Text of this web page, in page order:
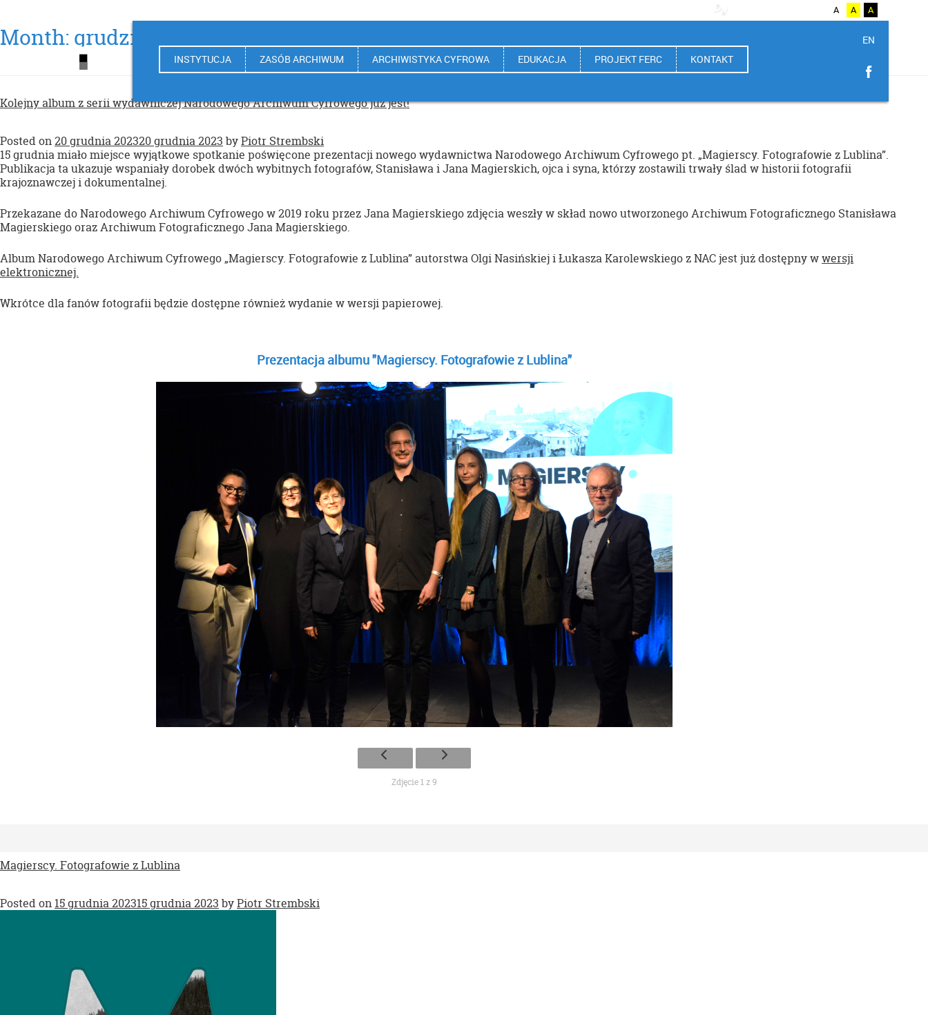
A A A
INSTYTUCJA ZASÓB ARCHIWUM ARCHIWISTYKA CYFROWA EDUKACJA PROJEKT FERC KONTAKT
EN
Month: grudzień 2023
Kolejny album z serii wydawniczej Narodowego Archiwum Cyfrowego już jest!
Posted on20 grudnia 202320 grudnia 2023 byPiotr Strembski
15 grudnia miało miejsce wyjątkowe spotkanie poświęcone prezentacji nowego wydawnictwa Narodowego Archiwum Cyfrowego pt. „Magierscy. Fotografowie z Lublina”.
Publikacja ta ukazuje wspaniały dorobek dwóch wybitnych fotografów, Stanisława i Jana Magierskich, ojca i syna, którzy zostawili trwały ślad w historii fotografii
krajoznawczej i dokumentalnej.
Przekazane do Narodowego Archiwum Cyfrowego w 2019 roku przez Jana Magierskiego zdjęcia weszły w skład nowo utworzonego Archiwum Fotograficznego Stanisława
Magierskiego oraz Archiwum Fotograficznego Jana Magierskiego.
Album Narodowego Archiwum Cyfrowego „Magierscy. Fotografowie z Lublina” autorstwa Olgi Nasińskiej i Łukasza Karolewskiego z NAC jest już dostępny wwersji
elektronicznej.
Wkrótce dla fanów fotografii będzie dostępne również wydanie w wersji papierowej.
Prezentacja albumu "Magierscy. Fotografowie z Lublina"
Zdjęcie 1 z 9
Magierscy. Fotografowie z Lublina
Posted on 15 grudnia 202315 grudnia 2023 byPiotr Strembski